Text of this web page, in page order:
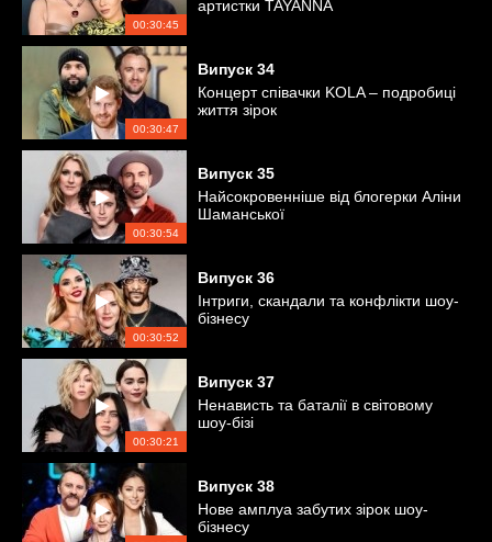
00:30:45
артистки TAYANNA
00:30:47
Випуск 34
Концерт співачки KOLA – подробиці
життя зірок
00:30:54
Випуск 35
Найсокровенніше від блогерки Аліни
Шаманської
00:30:52
Випуск 36
Інтриги, скандали та конфлікти шоу-
бізнесу
00:30:21
Випуск 37
Ненависть та баталії в світовому
шоу-бізі
Випуск 38
Нове амплуа забутих зірок шоу-
бізнесу